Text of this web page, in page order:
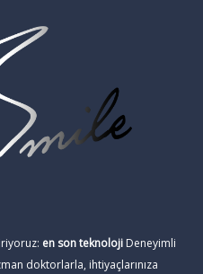
en son teknoloji Deneyimli
doktorlarla, ihtiyaçlarınıza